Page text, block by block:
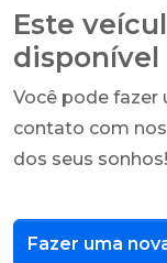
Este
disponível
Você pode fazer
contato com
dos seus sonhos!
Fazer uma